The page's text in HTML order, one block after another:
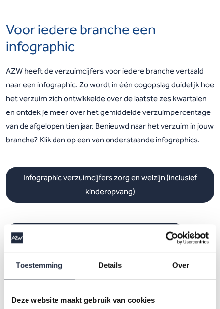
Toestemming Details Over
Deze website maakt gebruik van cookies
Voor iedere branche een
infographic
AZW heeft de verzuimcijfers voor iedere branche vertaald
naar een infographic. Zo wordt in één oogopslag duidelijk hoe
het verzuim zich ontwikkelde over de laatste zes kwartalen
en ontdek je meer over het gemiddelde verzuimpercentage
van de afgelopen tien jaar. Benieuwd naar het verzuim in jouw
branche? Klik dan op een van onderstaande infographics.
Infographic verzuimcijfers zorg en welzijn (inclusief
kinderopvang)
Infographic verzuimcijfers gehandicaptenzorg